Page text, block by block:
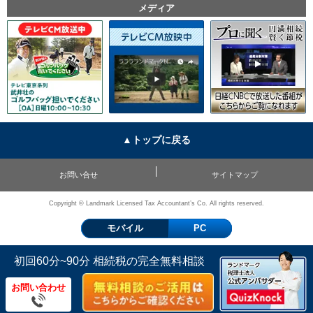
メディア
▲トップに戻る
お問い合せ サイトマップ
Copyright © Landmark Licensed Tax Accountant’s Co. All rights reserved.
初回60分~90分 相続税の完全無料相談
お問い合わせ
モバイル PC